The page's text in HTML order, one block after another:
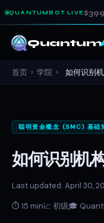
QUANTUMBOT LIVE $399
Quantum
首页 › 学院 › 如何识别
聪明资金概念 (SMC) 基础
如何识别机
Last updated: April 30,
⏱ 15 min📈 初级🎓